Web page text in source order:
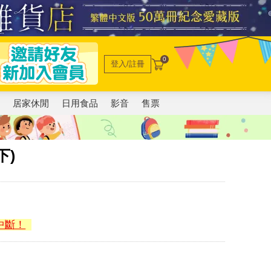
登入/註冊 0
居家休閒 日用食品 影音 售票
)
！